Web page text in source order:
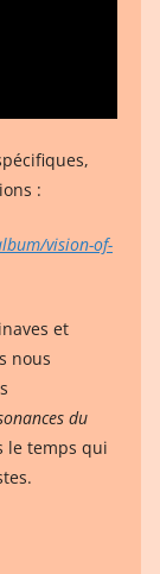
:
vision-of-
et
nous
du
le temps qui